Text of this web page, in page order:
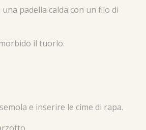
padella calda con un filo di
il tuorlo.
e inserire le cime di rapa.